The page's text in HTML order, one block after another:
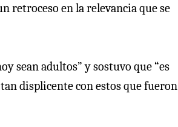
retroceso en la relevancia que se
sean adultos” y sostuvo que “es
displicente con estos que fueron